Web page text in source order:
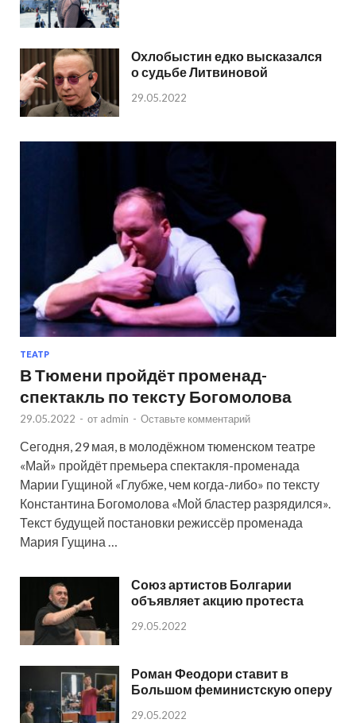
Охлобыстин едко высказался
о судьбе Литвиновой
29.05.2022
ТЕАТР
В Тюмени пройдёт променад-
спектакль по тексту Богомолова
29.05.2022 - от admin - Оставьте комментарий
Сегодня, 29 мая, в молодёжном тюменском театре
«Май» пройдёт премьера спектакля-променада
Марии Гущиной «Глубже, чем когда-либо» по тексту
Константина Богомолова «Мой бластер разрядился».
Текст будущей постановки режиссёр променада
Мария Гущина …
Союз артистов Болгарии
объявляет акцию протеста
29.05.2022
Роман Феодори ставит в
Большом феминистскую оперу
29.05.2022